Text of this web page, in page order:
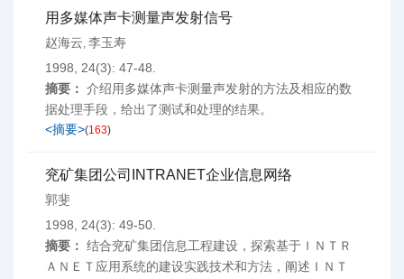
用多媒体声卡测量声发射信号
赵海云, 李玉寿
1998, 24(3): 47-48.
摘要： 介绍用多媒体声卡测量声发射的方法及相应的数
据处理手段，给出了测试和处理的结果。
<摘要>(163)
兖矿集团公司INTRANET企业信息网络
郭斐
1998, 24(3): 49-50.
摘要： 结合兖矿集团信息工程建设，探索基于ＩＮＴＲ
ＡＮＥＴ应用系统的建设实践技术和方法，阐述ＩＮＴ